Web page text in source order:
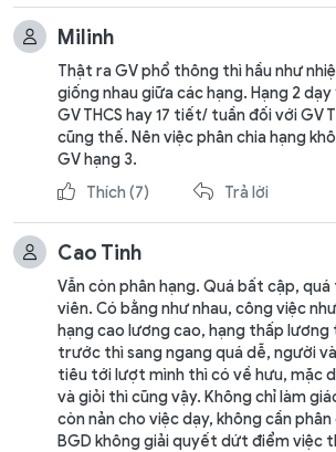
Milinh
Thật ra GV phổ thông thì hầu như
giống nhau giữa các hạng. Hạng 2
GV THCS hay 17 tiết/ tuần đối với GV
cũng thế. Nên việc phân chia hạng
GV hạng 3.
Thích (7) Trả lời
Cao Tinh
Vẫn còn phân hạng. Quá bất cập,
viên. Có bằng như nhau, công việc
hạng cao lương cao, hạng thấp
trước thì sang ngang quá dễ, người
tiêu tới lượt mình thì có về hưu, mặc
và giỏi thì cũng vậy. Không chỉ làm
còn nản cho việc dạy, không cần phân
BGD không giải quyết dứt điểm việc